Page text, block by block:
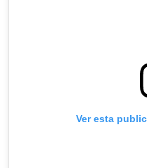
Ver esta